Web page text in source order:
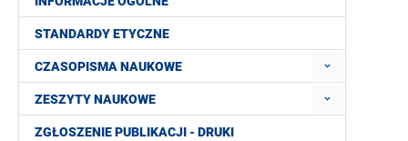
STANDARDY ETYCZNE
CZASOPISMA NAUKOWE
ZESZYTY NAUKOWE
ZGŁOSZENIE PUBLIKACJI - DRUKI